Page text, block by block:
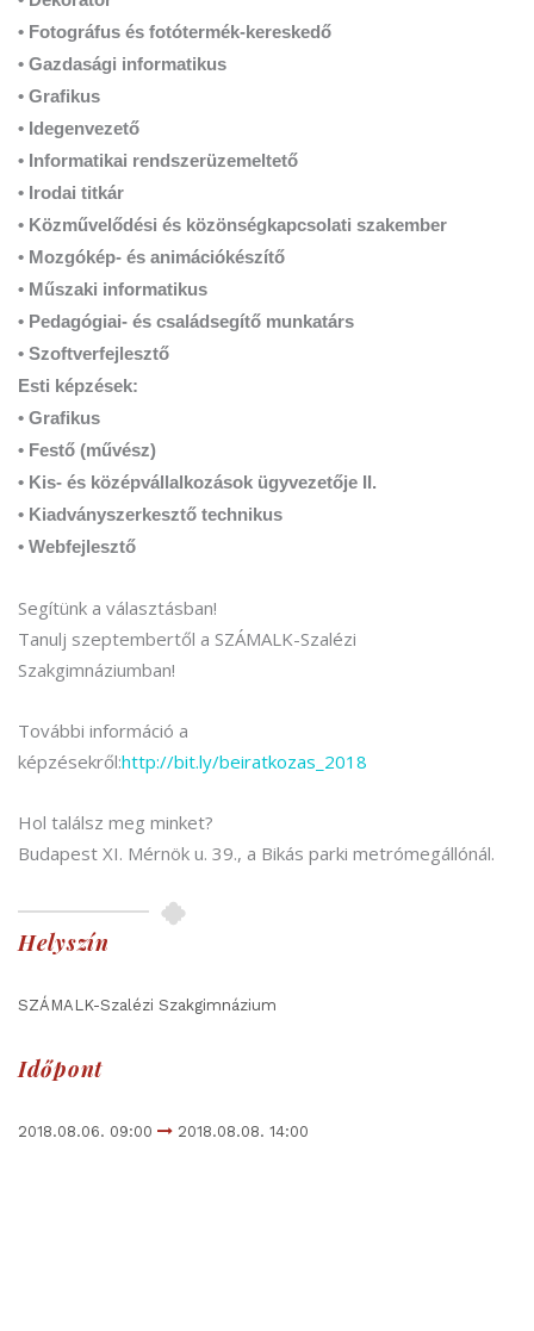
• Fotográfus és fotótermék-kereskedő
• Gazdasági informatikus
• Grafikus
• Idegenvezető
• Informatikai rendszerüzemeltető
• Irodai titkár
• Közművelődési és közönségkapcsolati szakember
• Mozgókép- és animációkészítő
• Műszaki informatikus
• Pedagógiai- és családsegítő munkatárs
• Szoftverfejlesztő
Esti képzések:
• Grafikus
• Festő (művész)
• Kis- és középvállalkozások ügyvezetője II.
• Kiadványszerkesztő technikus
• Webfejlesztő
Segítünk a választásban!
Tanulj szeptembertől a SZÁMALK-Szalézi
Szakgimnáziumban!
További információ a
képzésekről:http://bit.ly/beiratkozas_2018
Hol találsz meg minket?
Budapest XI. Mérnök u. 39., a Bikás parki metrómegállónál.
Helyszín
SZÁMALK-Szalézi Szakgimnázium
Időpont
2018.08.06. 09:00 2018.08.08. 14:00